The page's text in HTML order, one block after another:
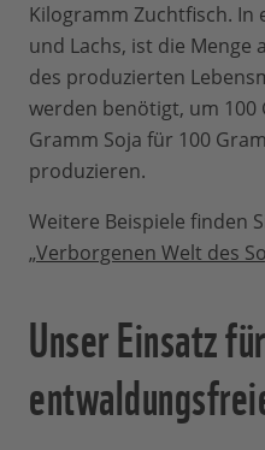
Kilogramm Zuchtfisch. In
und Lachs, ist die Menge
des produzierten
werden benötigt, um 100
Gramm Soja für 100
produzieren.
Weitere Beispiele finden
„Verborgenen Welt des
Unser Einsatz für